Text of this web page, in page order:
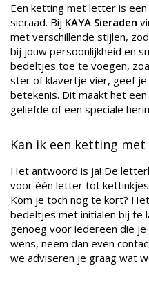
Een ketting met letter is
sieraad. Bij KAYA Sieraden
met verschillende stijlen,
bij jouw persoonlijkheid en
bedeltjes toe te voegen,
ster of klavertje vier, geef
betekenis. Dit maakt het
geliefde of een speciale
Kan ik een ketting
Het antwoord is ja! De
voor één letter tot
Kom je toch nog te kort?
bedeltjes met initialen bij te
genoeg voor iedereen die
wens, neem dan even
we adviseren je graag wat